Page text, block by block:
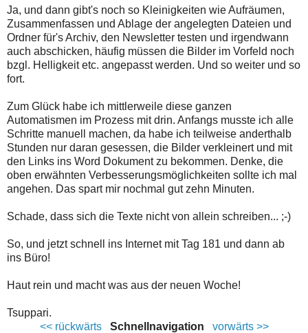
Ja, und dann gibt's noch so Kleinigkeiten wie Aufräumen,
Zusammenfassen und Ablage der angelegten Dateien und
Ordner für's Archiv, den Newsletter testen und irgendwann
auch abschicken, häufig müssen die Bilder im Vorfeld noch
bzgl. Helligkeit etc. angepasst werden. Und so weiter und so
fort.
Zum Glück habe ich mittlerweile diese ganzen
Automatismen im Prozess mit drin. Anfangs musste ich alle
Schritte manuell machen, da habe ich teilweise anderthalb
Stunden nur daran gesessen, die Bilder verkleinert und mit
den Links ins Word Dokument zu bekommen. Denke, die
oben erwähnten Verbesserungsmöglichkeiten sollte ich mal
angehen. Das spart mir nochmal gut zehn Minuten.
Schade, dass sich die Texte nicht von allein schreiben... ;-)
So, und jetzt schnell ins Internet mit Tag 181 und dann ab
ins Büro!
Haut rein und macht was aus der neuen Woche!
Tsuppari.
<< rückwärtsSchnellnavigation vorwärts >>